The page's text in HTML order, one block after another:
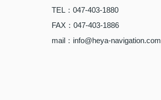
TEL：047-403-1880
FAX：047-403-1886
mail：info@heya-navigation.com